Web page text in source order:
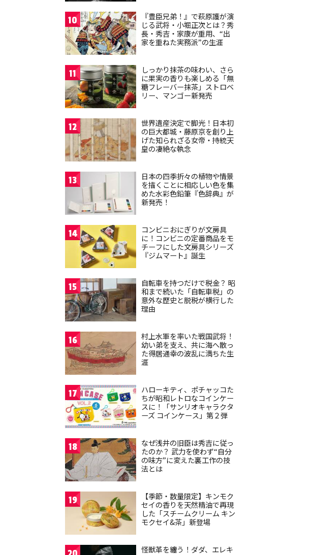
10
『豊臣兄弟！』で萩原護が演
じる武将・小堀正次とは？秀
長・秀吉・家康が重用、“出
家を重ねた実務派”の生涯
11
しっかり抹茶の味わい、さら
に果実の香りも楽しめる「無
糖フレーバー抹茶」ストロベ
リー、マンゴー新発売
12
世界遺産決定で脚光！日本初
の巨大都城・藤原京を創り上
げた知られざる女帝・持統天
皇の凄絶な執念
13
日本の四季折々の植物や情景
を描くことに相応しい色を集
めた水彩色鉛筆『色辞典』が
新発売！
14
コンビニおにぎりが文房具
に！コンビニの定番商品をモ
チーフにした文房具シリーズ
『ジムマート』誕生
15
自転車を持つだけで税金？ 昭
和まで続いた「自転車税」の
意外な歴史と脱税が横行した
理由
16
村上水軍を率いた戦国武将！
幼い弟を支え、共に海へ散っ
た得居通幸の波乱に満ちた生
涯
17
ハローキティ、ポチャッコた
ちが昭和レトロなコインケー
スに！「サンリオキャラクタ
ーズ コインケース」第２弾
18
なぜ浅井の旧臣は秀吉に従っ
たのか？ 武力を使わず“自分
の味方”に変えた裏工作の技
法とは
19
【季節・数量限定】キンモク
セイの香りを天然精油で再現
した「スチームクリーム キン
モクセイ&茶」新登場
怪獣革を纏う！ダダ、エレキ